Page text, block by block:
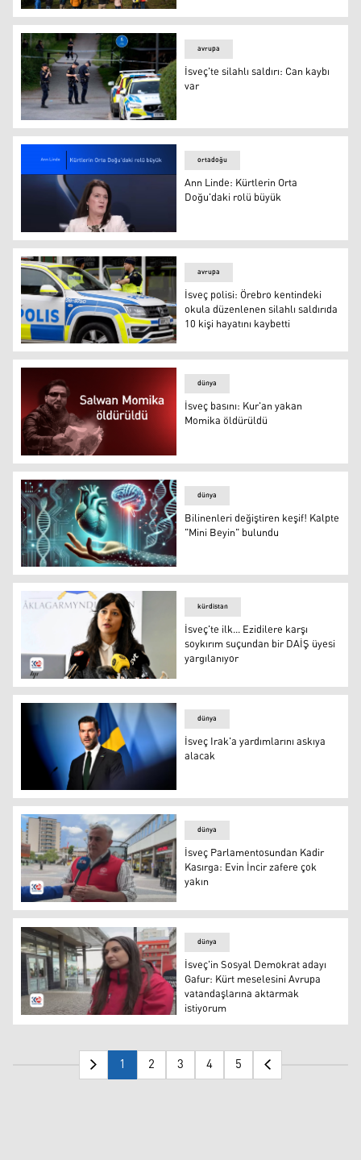
İsveç’te 113 yıllık kilise tekerlekler üzerinde taşınıyor
İsveç'te silahlı saldırı: Can kaybı var
avrupa
İsveç'te silahlı saldırı: Can kaybı
var
Ann Linde: Kürtlerin Orta Doğu'daki rolü büyük
ortadoğu
Ann Linde: Kürtlerin Orta
Doğu'daki rolü büyük
İsveç polisi
avrupa
İsveç polisi: Örebro kentindeki
okula düzenlenen silahlı saldırıda
10 kişi hayatını kaybetti
İsveç basını: Kur'an yakan Momika öldürüldü
dünya
İsveç basını: Kur'an yakan
Momika öldürüldü
Bilinenleri değiştiren keşif! Kalpte "Mini Beyin" bulundu
dünya
Bilinenleri değiştiren keşif! Kalpte
"Mini Beyin" bulundu
İsveç'te ilk... Ezidilere karşı soykırım suçundan bir DAİŞ
kürdistan
İsveç'te ilk... Ezidilere karşı
soykırım suçundan bir DAİŞ üyesi
yargılanıyor
İsveç Uluslararası Kalkınma İş birliği ve Dış Ticaret
dünya
İsveç Irak'a yardımlarını askıya
alacak
İsveç Parlamentosundan Kadir Kasırga: Evin İncir
dünya
İsveç Parlamentosundan Kadir
Kasırga: Evin İncir zafere çok
yakın
İsveç Sosyal Demokrat Partisi adayı Diyana Gafur
dünya
İsveç'in Sosyal Demokrat adayı
Gafur: Kürt meselesini Avrupa
vatandaşlarına aktarmak
istiyorum
1 2 3 4 5